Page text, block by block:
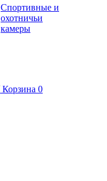
Спортивные и
охотничьи
камеры
Корзина 0